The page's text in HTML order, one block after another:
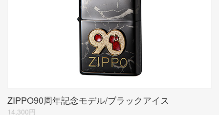
ZIPPO90周年記念モデル/ブラックアイス
14,300円